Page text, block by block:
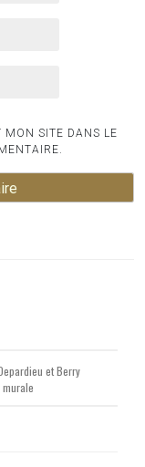
SITE DANS LE
et Berry